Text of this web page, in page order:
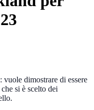
vuole dimostrare di essere
si è scelto dei